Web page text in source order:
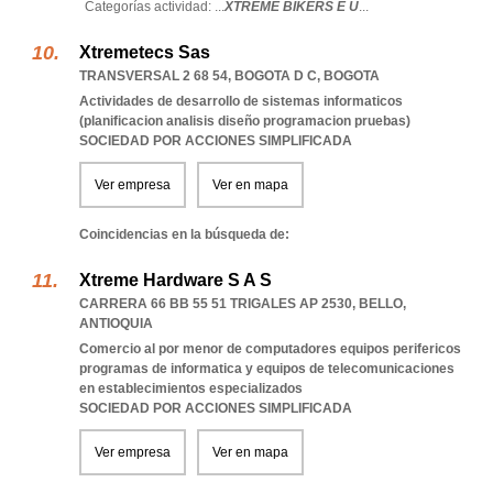
Categorías actividad: ...XTREME BIKERS E U...
Xtremetecs Sas
TRANSVERSAL 2 68 54, BOGOTA D C, BOGOTA
Actividades de desarrollo de sistemas informaticos
(planificacion analisis diseño programacion pruebas)
SOCIEDAD POR ACCIONES SIMPLIFICADA
Ver empresa Ver en mapa
Coincidencias en la búsqueda de:
Xtreme Hardware S A S
CARRERA 66 BB 55 51 TRIGALES AP 2530, BELLO,
ANTIOQUIA
Comercio al por menor de computadores equipos perifericos
programas de informatica y equipos de telecomunicaciones
en establecimientos especializados
SOCIEDAD POR ACCIONES SIMPLIFICADA
Ver empresa Ver en mapa